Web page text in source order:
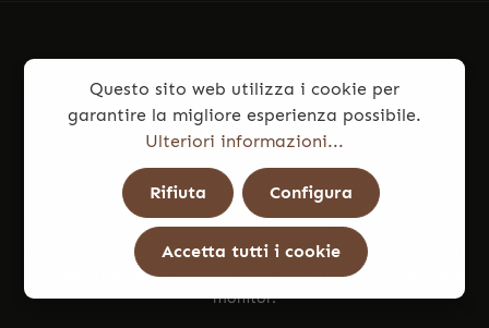
* Tutti i prezzi sono comprensivi di IVA più
spese di spedizione
ed eventuali spese di consegna, se non
diversamente indicato.
Le foto dei prodotti potrebbero presentare lievi differenze
di colore rispetto all’articolo reale, dovute a illuminazione e
monitor.
Questo sito web utilizza i cookie per
garantire la migliore esperienza possibile.
Ulteriori informazioni...
Rifiuta Configura
Accetta tutti i cookie